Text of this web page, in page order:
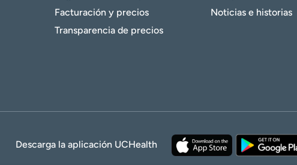
Facturación y precios
Transparencia de precios
Noticias e historias
Descarga la aplicación UCHealth